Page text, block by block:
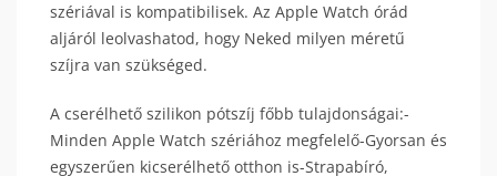
szériával is kompatibilisek. Az Apple Watch órád
aljáról leolvashatod, hogy Neked milyen méretű
szíjra van szükséged.
A cserélhető szilikon pótszíj főbb tulajdonságai:-
Minden Apple Watch szériához megfelelő-Gyorsan és
egyszerűen kicserélhető otthon is-Strapabíró,